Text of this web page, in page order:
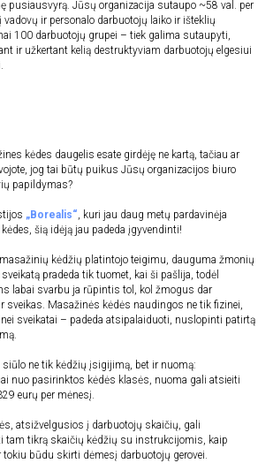
pusiausvyrą. Jūsų organizacija sutaupo ~58 val. per
vadovų ir personalo darbuotojų laiko ir išteklių
100 darbuotojų grupei – tiek galima sutaupyti,
ir užkertant kelią destruktyviam darbuotojų elgesiui
kėdes daugelis esate girdėję ne kartą, tačiau ar
jog tai būtų puikus Jūsų organizacijos biuro
papildymas?
„Borealis“, kuri jau daug metų pardavinėja
šią idėją jau padeda įgyvendinti!
kėdžių platintojo teigimu, dauguma žmonių
pradeda tik tuomet, kai ši pašlija, todėl
labai svarbu ja rūpintis tol, kol žmogus dar
sveikas. Masažinės kėdės naudingos ne tik fizinei,
sveikatai – padeda atsipalaiduoti, nuslopinti patirtą
siūlo ne tik kėdžių įsigijimą, bet ir nuomą:
nuo pasirinktos kėdės klasės, nuoma gali atsieiti
eurų per mėnesį.
atsižvelgusios į darbuotojų skaičių, gali
tam tikrą skaičių kėdžių su instrukcijomis, kaip
tokiu būdu skirti dėmesį darbuotojų gerovei.